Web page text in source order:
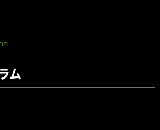
ム